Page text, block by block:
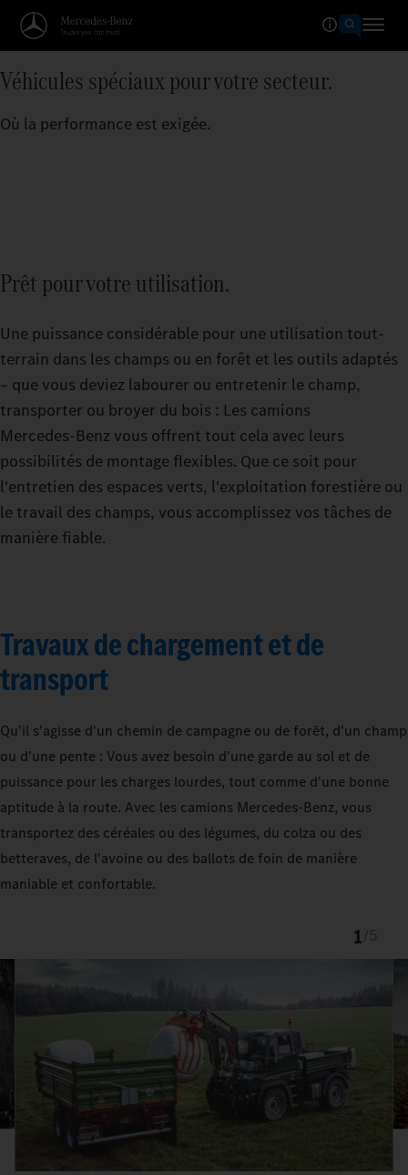
Véhicules spéciaux pour votre secteur.
Où la performance est exigée.
Prêt pour votre utilisation.
Une puissance considérable pour une utilisation tout-
terrain dans les champs ou en forêt et les outils adaptés
– que vous deviez labourer ou entretenir le champ,
transporter ou broyer du bois : Les camions
Mercedes‑Benz vous offrent tout cela avec leurs
possibilités de montage flexibles. Que ce soit pour
l'entretien des espaces verts, l'exploitation forestière ou
le travail des champs, vous accomplissez vos tâches de
manière fiable.
Travaux de chargement et de
transport
Qu'il s'agisse d'un chemin de campagne ou de forêt, d'un champ
ou d'une pente : Vous avez besoin d'une garde au sol et de
puissance pour les charges lourdes, tout comme d'une bonne
aptitude à la route. Avec les camions Mercedes‑Benz, vous
transportez des céréales ou des légumes, du colza ou des
betteraves, de l'avoine ou des ballots de foin de manière
maniable et confortable.
1